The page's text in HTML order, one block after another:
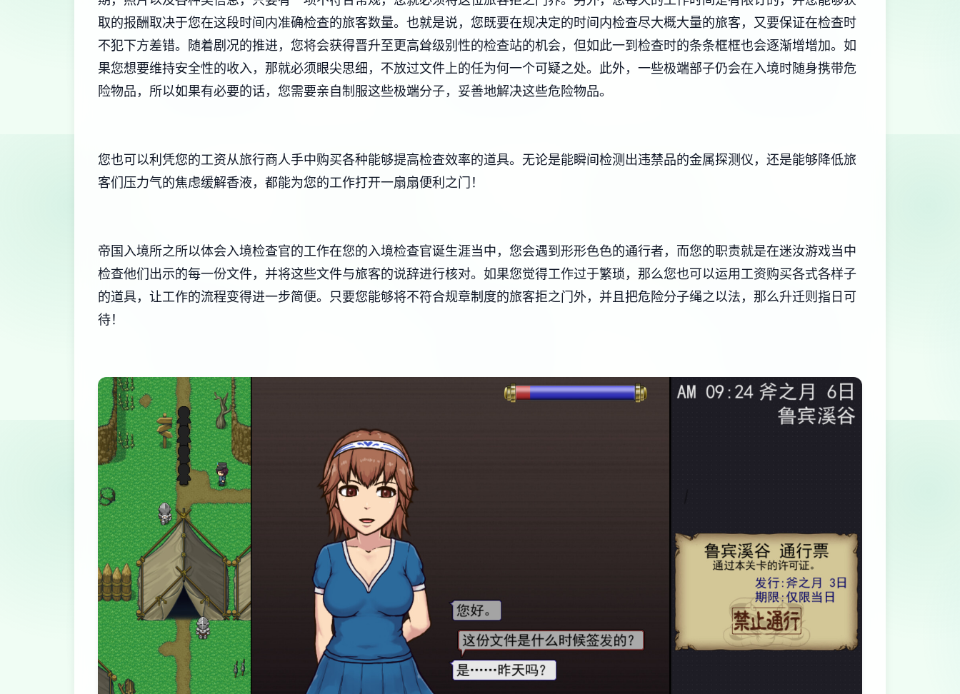
取的报酬取决于您在这段时间内准确检查的旅客数量。也就是说，您既要在规决定的时间内检查尽大概大量的旅客，又要保证在检查时
不犯下方差错。随着剧况的推进，您将会获得晋升至更高耸级别性的检查站的机会，但如此一到检查时的条条框框也会逐渐增增加。如
果您想要维持安全性的收入，那就必须眼尖思细，不放过文件上的任为何一个可疑之处。此外，一些极端部子仍会在入境时随身携带危
险物品，所以如果有必要的话，您需要亲自制服这些极端分子，妥善地解决这些危险物品。
您也可以利凭您的工资从旅行商人手中购买各种能够提高检查效率的道具。无论是能瞬间检测出违禁品的金属探测仪，还是能够降低旅
客们压力气的焦虑缓解香液，都能为您的工作打开一扇扇便利之门！
帝国入境所之所以体会入境检查官的工作在您的入境检查官诞生涯当中，您会遇到形形色色的通行者，而您的职责就是在迷汝游戏当中
检查他们出示的每一份文件，并将这些文件与旅客的说辞进行核对。如果您觉得工作过于繁琐，那么您也可以运用工资购买各式各样子
的道具，让工作的流程变得进一步简便。只要您能够将不符合规章制度的旅客拒之门外，并且把危险分子绳之以法，那么升迁则指日可
待！